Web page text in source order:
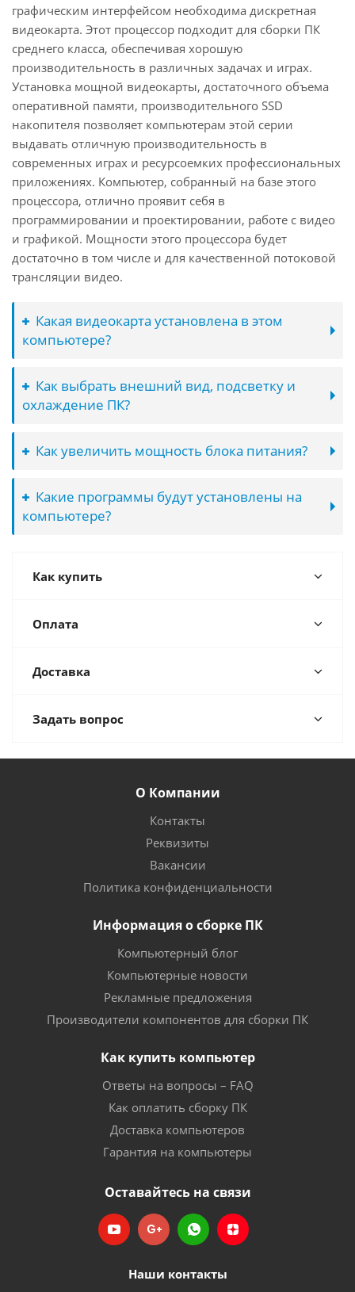
графическим интерфейсом необходима дискретная
видеокарта. Этот процессор подходит для сборки ПК
среднего класса, обеспечивая хорошую
производительность в различных задачах и играх.
Установка мощной видеокарты, достаточного объема
оперативной памяти, производительного SSD
накопителя позволяет компьютерам этой серии
выдавать отличную производительность в
современных играх и ресурсоемких профессиональных
приложениях. Компьютер, собранный на базе этого
процессора, отлично проявит себя в
программировании и проектировании, работе с видео
и графикой. Мощности этого процессора будет
достаточно в том числе и для качественной потоковой
трансляции видео.
Какая видеокарта установлена в этом
компьютере?
Как выбрать внешний вид, подсветку и
охлаждение ПК?
Как увеличить мощность блока питания?
Какие программы будут установлены на
компьютере?
Как купить
Оплата
Доставка
Задать вопрос
О Компании
Контакты
Реквизиты
Вакансии
Политика конфиденциальности
Информация о сборке ПК
Компьютерный блог
Компьютерные новости
Рекламные предложения
Производители компонентов для сборки ПК
Как купить компьютер
Ответы на вопросы – FAQ
Как оплатить сборку ПК
Доставка компьютеров
Гарантия на компьютеры
Оставайтесь на связи
Наши контакты